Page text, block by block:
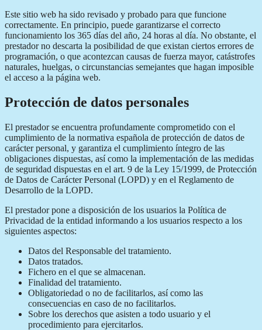
Este sitio web ha sido revisado y probado para que funcione
correctamente. En principio, puede garantizarse el correcto
funcionamiento los 365 días del año, 24 horas al día. No obstante, el
prestador no descarta la posibilidad de que existan ciertos errores de
programación, o que acontezcan causas de fuerza mayor, catástrofes
naturales, huelgas, o circunstancias semejantes que hagan imposible
el acceso a la página web.
Protección de datos personales
El prestador se encuentra profundamente comprometido con el
cumplimiento de la normativa española de protección de datos de
carácter personal, y garantiza el cumplimiento íntegro de las
obligaciones dispuestas, así como la implementación de las medidas
de seguridad dispuestas en el art. 9 de la Ley 15/1999, de Protección
de Datos de Carácter Personal (LOPD) y en el Reglamento de
Desarrollo de la LOPD.
El prestador pone a disposición de los usuarios la Política de
Privacidad de la entidad informando a los usuarios respecto a los
siguientes aspectos:
Datos del Responsable del tratamiento.
Datos tratados.
Fichero en el que se almacenan.
Finalidad del tratamiento.
Obligatoriedad o no de facilitarlos, así como las
consecuencias en caso de no facilitarlos.
Sobre los derechos que asisten a todo usuario y el
procedimiento para ejercitarlos.